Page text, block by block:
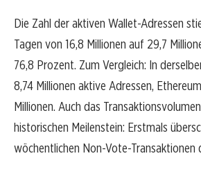
Die Zahl der aktiven Wallet-Adressen
Tagen von 16,8 Millionen auf 29,7
76,8 Prozent. Zum Vergleich: In
8,74 Millionen aktive Adressen,
Millionen. Auch das
historischen Meilenstein: Erstmals
wöchentlichen Non-Vote-Transaktionen